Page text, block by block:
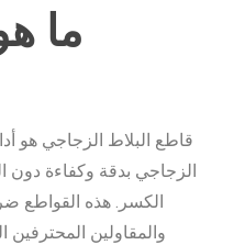
ما
قاطع البلاط الزجاجي هو
الزجاجي بدقة وكفاءة
الكسر. هذه القواطع
والمقاولين